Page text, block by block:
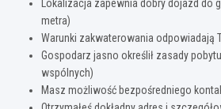
Lokalizacja zapewnia dobry dojazd do
metra)
Warunki zakwaterowania odpowiadają
Gospodarz jasno określił zasady
wspólnych)
Masz możliwość bezpośredniego